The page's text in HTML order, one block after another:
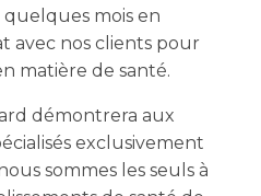
mois en
avec nos clients pour
matière de santé.
démontrera aux
exclusivement
sommes les seuls à